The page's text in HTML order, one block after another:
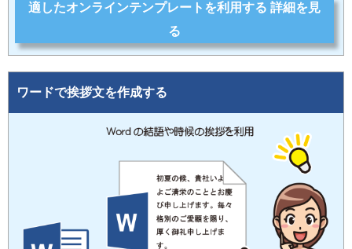
適したオンラインテンプレートを利用する 詳細を見
る
ワードで挨拶文を作成する